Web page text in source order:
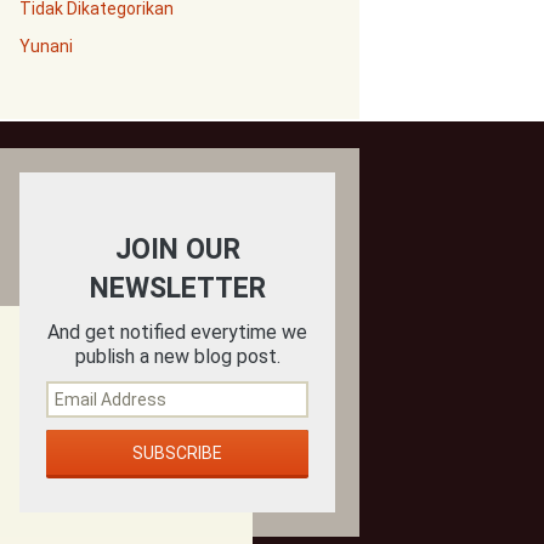
Tidak Dikategorikan
Yunani
JOIN OUR
NEWSLETTER
And get notified everytime we
publish a new blog post.